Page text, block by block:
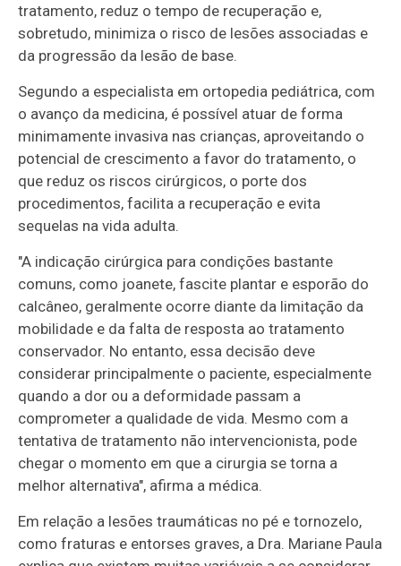
tratamento, reduz o tempo de recuperação e,
sobretudo, minimiza o risco de lesões associadas e
da progressão da lesão de base.
Segundo a especialista em ortopedia pediátrica, com
o avanço da medicina, é possível atuar de forma
minimamente invasiva nas crianças, aproveitando o
potencial de crescimento a favor do tratamento, o
que reduz os riscos cirúrgicos, o porte dos
procedimentos, facilita a recuperação e evita
sequelas na vida adulta.
"A indicação cirúrgica para condições bastante
comuns, como joanete, fascite plantar e esporão do
calcâneo, geralmente ocorre diante da limitação da
mobilidade e da falta de resposta ao tratamento
conservador. No entanto, essa decisão deve
considerar principalmente o paciente, especialmente
quando a dor ou a deformidade passam a
comprometer a qualidade de vida. Mesmo com a
tentativa de tratamento não intervencionista, pode
chegar o momento em que a cirurgia se torna a
melhor alternativa", afirma a médica.
Em relação a lesões traumáticas no pé e tornozelo,
como fraturas e entorses graves, a Dra. Mariane Paula